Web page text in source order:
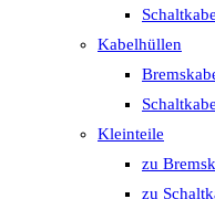
Kabelhüllen
Kleinteile
zu
zu